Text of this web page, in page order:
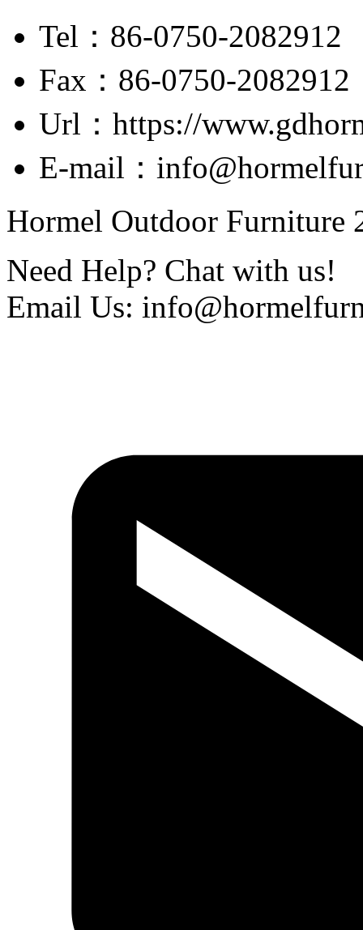
Tel：86-0750-2082912
Fax：86-0750-2082912
Url：https://
E-mail：
Hormel Outdoor Furniture
Need Help? Chat with us!
Email Us: